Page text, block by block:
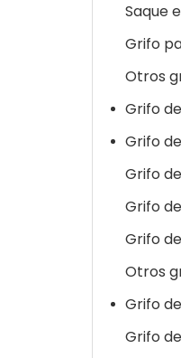
Saque
Otros
Grifo
Grifo
Grifo
Otros
Grifo